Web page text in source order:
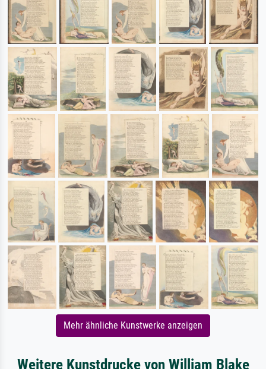
Mehr ähnliche Kunstwerke anzeigen
Weitere Kunstdrucke von William Blake